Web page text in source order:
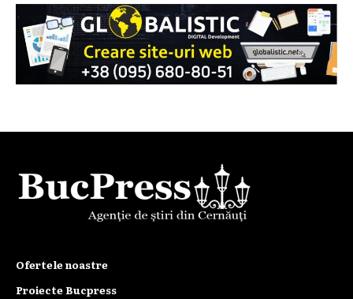
Ofertele noastre
Proiecte Bucpress